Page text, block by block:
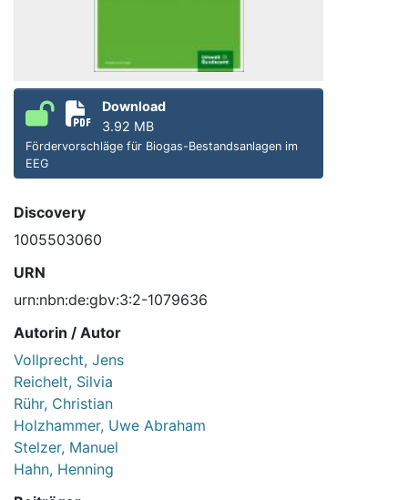
Download
3.92 MB
Fördervorschläge für Biogas-Bestandsanlagen im
EEG
Discovery
1005503060
URN
urn:nbn:de:gbv:3:2-1079636
Autorin / Autor
Vollprecht, Jens
Reichelt, Silvia
Rühr, Christian
Holzhammer, Uwe Abraham
Stelzer, Manuel
Hahn, Henning